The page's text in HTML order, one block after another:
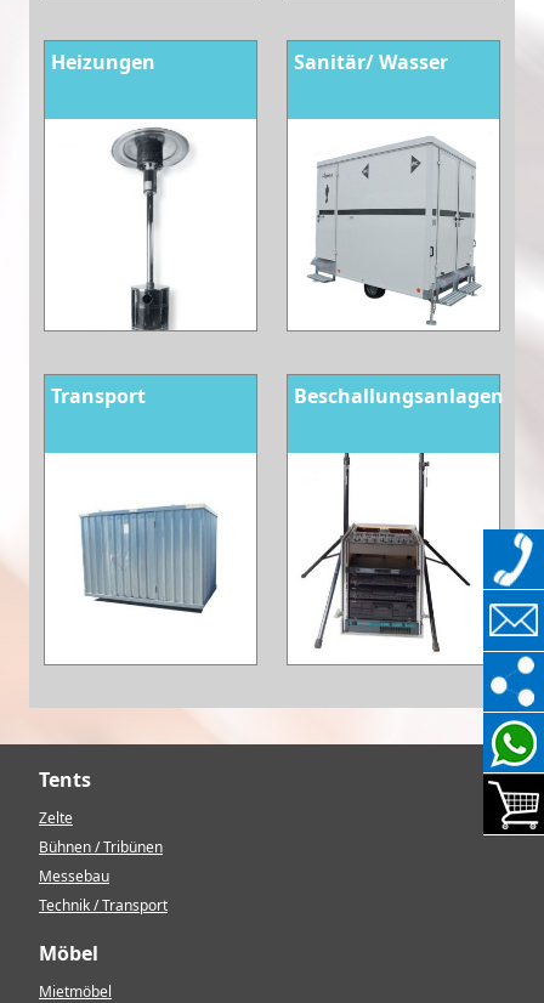
Heizungen Sanitär/ Wasser
Transport Beschallungsanlagen
Tents
Zelte
Bühnen / Tribünen
Messebau
Technik / Transport
Möbel
Mietmöbel